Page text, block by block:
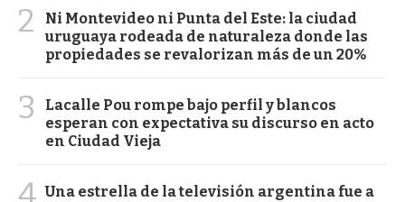
2
Ni Montevideo ni Punta del Este: la ciudad
uruguaya rodeada de naturaleza donde las
propiedades se revalorizan más de un 20%
3
Lacalle Pou rompe bajo perfil y blancos
esperan con expectativa su discurso en acto
en Ciudad Vieja
4 Una estrella de la televisión argentina fue a